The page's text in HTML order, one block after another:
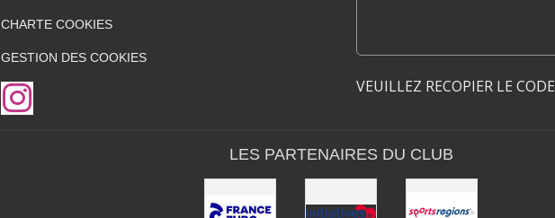
CHARTE COOKIES
GESTION DES COOKIES
VEUILLEZ RECOPIER LE CODE
LES PARTENAIRES DU CLUB